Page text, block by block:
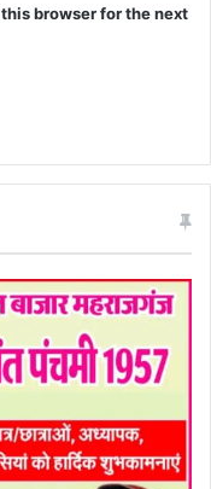
browser for the next